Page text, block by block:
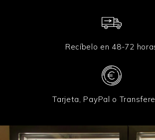
Recíbelo en 48-72
Tarjeta, PayPal o